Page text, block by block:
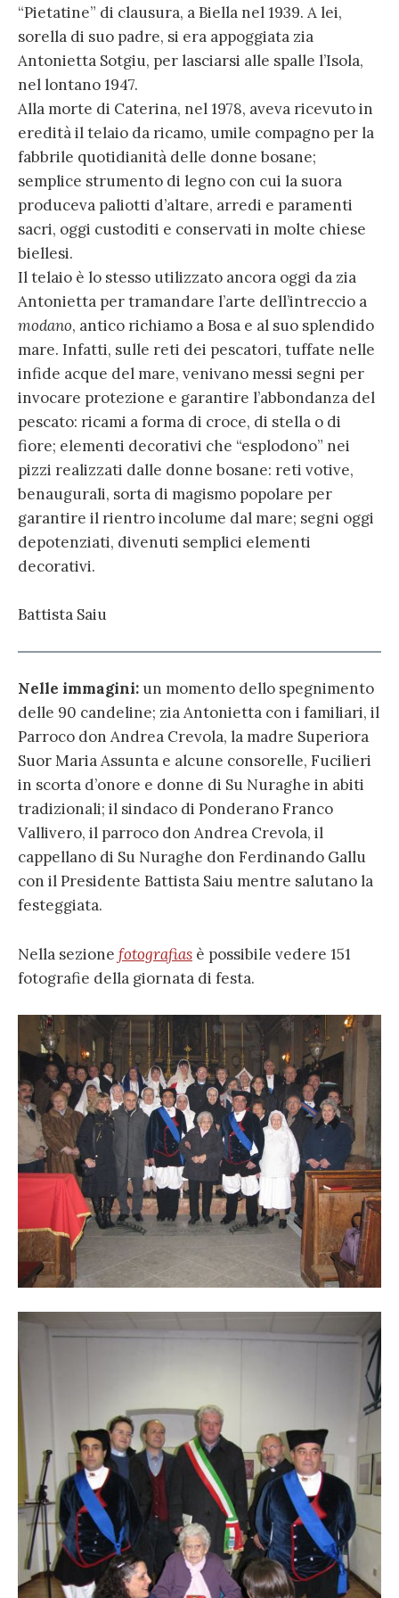
“Pietatine” di clausura, a Biella nel 1939. A lei,
sorella di suo padre, si era appoggiata zia
Antonietta Sotgiu, per lasciarsi alle spalle l’Isola,
nel lontano 1947.
Alla morte di Caterina, nel 1978, aveva ricevuto in
eredità il telaio da ricamo, umile compagno per la
fabbrile quotidianità delle donne bosane;
semplice strumento di legno con cui la suora
produceva paliotti d’altare, arredi e paramenti
sacri, oggi custoditi e conservati in molte chiese
biellesi.
Il telaio è lo stesso utilizzato ancora oggi da zia
Antonietta per tramandare l’arte dell’intreccio a
modano, antico richiamo a Bosa e al suo splendido
mare. Infatti, sulle reti dei pescatori, tuffate nelle
infide acque del mare, venivano messi segni per
invocare protezione e garantire l’abbondanza del
pescato: ricami a forma di croce, di stella o di
fiore; elementi decorativi che “esplodono” nei
pizzi realizzati dalle donne bosane: reti votive,
benaugurali, sorta di magismo popolare per
garantire il rientro incolume dal mare; segni oggi
depotenziati, divenuti semplici elementi
decorativi.
Battista Saiu
Nelle immagini: un momento dello spegnimento
delle 90 candeline; zia Antonietta con i familiari, il
Parroco don Andrea Crevola, la madre Superiora
Suor Maria Assunta e alcune consorelle, Fucilieri
in scorta d’onore e donne di Su Nuraghe in abiti
tradizionali; il sindaco di Ponderano Franco
Vallivero, il parroco don Andrea Crevola, il
cappellano di Su Nuraghe don Ferdinando Gallu
con il Presidente Battista Saiu mentre salutano la
festeggiata.
Nella sezione fotografias è possibile vedere 151
fotografie della giornata di festa.